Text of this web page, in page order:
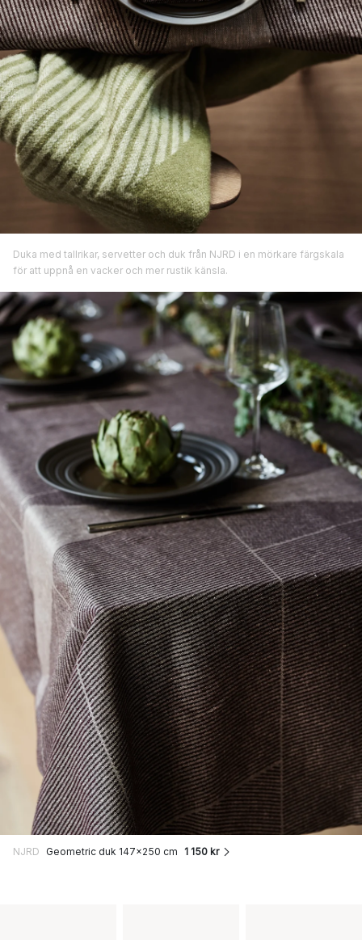
Duka med tallrikar, servetter och duk från NJRD i en mörkare färgskala
för att uppnå en vacker och mer rustik känsla.
NJRD Geometric duk 147x250 cm 1 150 kr